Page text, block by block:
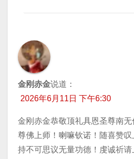
金刚赤金说道：
2026年6月11日 下午6:30
金刚赤金恭敬顶礼具恩圣尊南
尊佛上师！喇嘛钦诺！随喜赞
持不可思议无量功德！虔诚祈请